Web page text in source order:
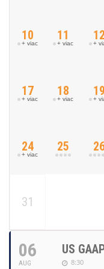
10
+ viac
11
+ viac
12
+
17
+ viac
18
+ viac
19
+
24
+ viac
25
31
06
AUG
US
8:30